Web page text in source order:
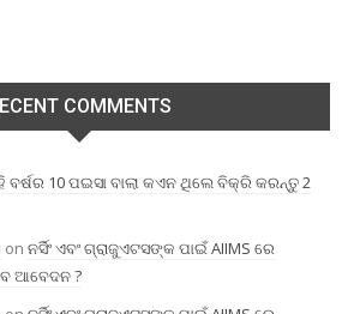
COMMENTS
ବର୍ଷର 10 ପଇସା ବାଲା କଏନ ଥିଲେ ବିକ୍ରି କରନ୍ତୁ 2
on ନର୍ସିଂ ଏବଂ ଗ୍ରାଜୁଏଟସଙ୍କ ପାଇଁ AIIMS ରେ
ଆବେଦନ ?